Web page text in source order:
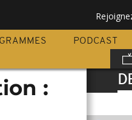
PODCAST
: